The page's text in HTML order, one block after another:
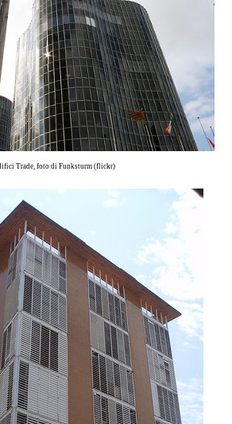
Trade, foto di Funksturm (flickr)